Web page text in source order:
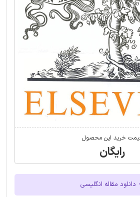
خرید این محصول
رایگان
دانلود مقاله انگلیسی